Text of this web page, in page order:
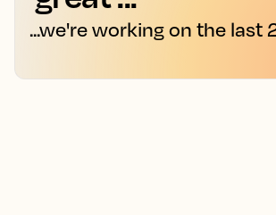
...we're working on the last